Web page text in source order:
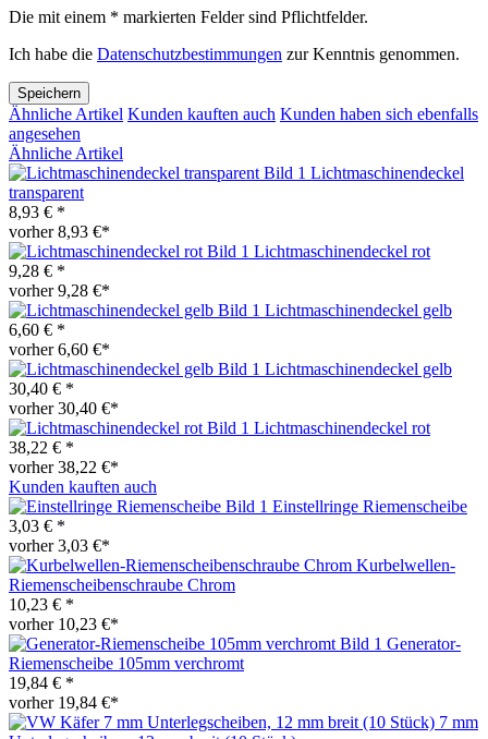
Die mit einem * markierten Felder sind Pflichtfelder.
Ich habe die Datenschutzbestimmungen zur Kenntnis genommen.
Speichern
Ähnliche Artikel Kunden kauften auch Kunden haben sich ebenfalls
angesehen
Ähnliche Artikel
Lichtmaschinendeckel
transparent
8,93 € *
vorher 8,93 €*
Lichtmaschinendeckel rot
9,28 € *
vorher 9,28 €*
Lichtmaschinendeckel gelb
6,60 € *
vorher 6,60 €*
Lichtmaschinendeckel gelb
30,40 € *
vorher 30,40 €*
Lichtmaschinendeckel rot
38,22 € *
vorher 38,22 €*
Kunden kauften auch
Einstellringe Riemenscheibe
3,03 € *
vorher 3,03 €*
Kurbelwellen-
Riemenscheibenschraube Chrom
10,23 € *
vorher 10,23 €*
Generator-
Riemenscheibe 105mm verchromt
19,84 € *
vorher 19,84 €*
7 mm